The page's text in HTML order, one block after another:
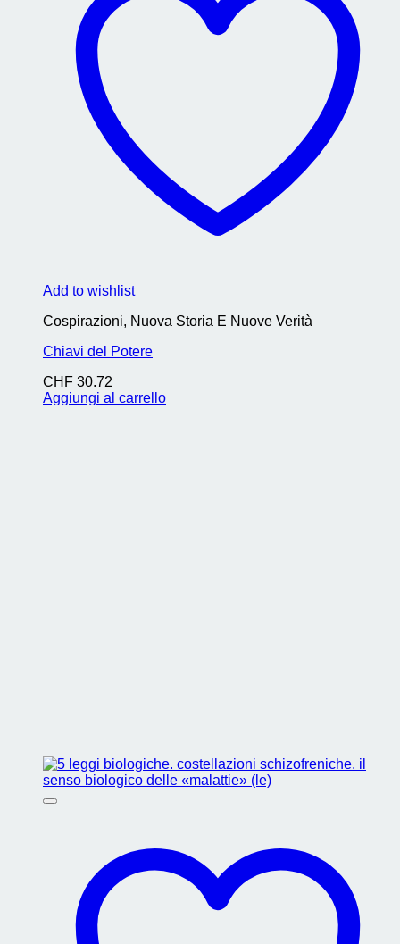
Add to wishlist
Cospirazioni, Nuova Storia E Nuove Verità
Chiavi del Potere
CHF 30.72
Aggiungi al carrello